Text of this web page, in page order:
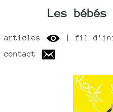
Les
articles | fil
contact